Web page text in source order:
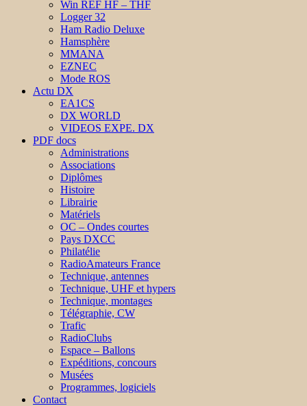
Win REF HF – THF
Logger 32
Ham Radio Deluxe
Hamsphère
MMANA
EZNEC
Mode ROS
Actu DX
EA1CS
DX WORLD
VIDEOS EXPE. DX
PDF docs
Administrations
Associations
Diplômes
Histoire
Librairie
Matériels
OC – Ondes courtes
Pays DXCC
Philatélie
RadioAmateurs France
Technique, antennes
Technique, UHF et hypers
Technique, montages
Télégraphie, CW
Trafic
RadioClubs
Espace – Ballons
Expéditions, concours
Musées
Programmes, logiciels
Contact